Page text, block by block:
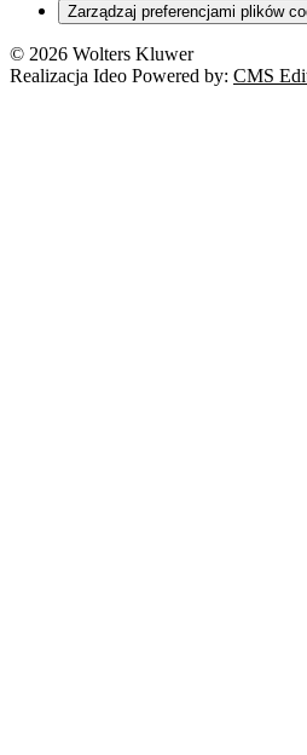
Zarządzaj preferencjami plików
© 2026 Wolters Kluwer
Realizacja Ideo Powered by: CMS